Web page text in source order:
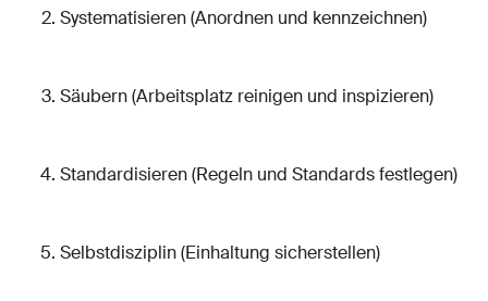
Systematisieren (Anordnen und kennzeichnen)
Säubern (Arbeitsplatz reinigen und inspizieren)
Standardisieren (Regeln und Standards festlegen)
Selbstdisziplin (Einhaltung sicherstellen)